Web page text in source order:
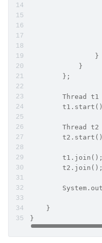
                }
            }
        };
Thread t1
Thread t2
        t1.join();
        t2.join();
    }
}